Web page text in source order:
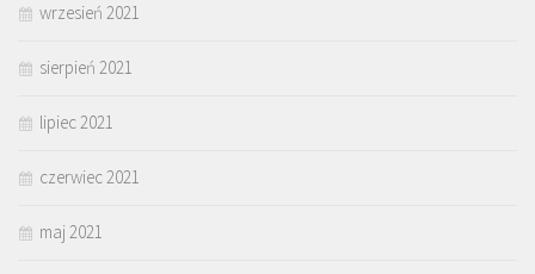
wrzesień 2021
sierpień 2021
lipiec 2021
czerwiec 2021
maj 2021